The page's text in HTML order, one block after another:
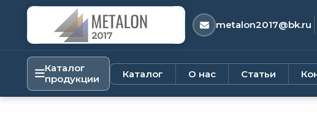
metalon2017@bk.ru
Каталог
продукции
Каталог О нас Статьи